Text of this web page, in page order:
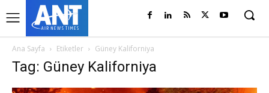
Ana Sayfa Etiketler Güney Kaliforniya
Tag: Güney Kaliforniya